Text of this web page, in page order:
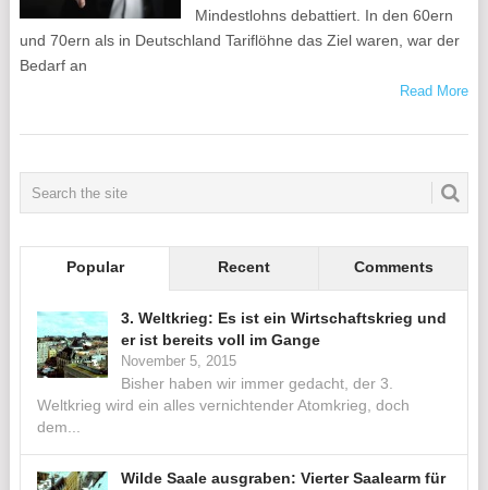
Mindestlohns debattiert. In den 60ern
und 70ern als in Deutschland Tariflöhne das Ziel waren, war der
Bedarf an
Read More
Popular Recent Comments
3. Weltkrieg: Es ist ein Wirtschaftskrieg und
er ist bereits voll im Gange
November 5, 2015
Bisher haben wir immer gedacht, der 3.
Weltkrieg wird ein alles vernichtender Atomkrieg, doch
dem...
Wilde Saale ausgraben: Vierter Saalearm für